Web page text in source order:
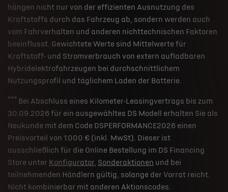
hängen nicht nur von der effizienten Ausnutzung des
Kraftstoffs durch das Fahrzeug ab, sondern werden auch
vom Fahrverhalten und anderen nichttechnischen Faktoren
beeinflusst. Gewichtete Werte sind Mittelwerte für
Kraftstoff- und Stromverbrauch von extern aufladbaren
Hybridelektrofahrzeugen bei durchschnittlichem
Nutzungsprofil und täglichem Laden der Batterie.
*** Bei Abschluss eines Kilometer-Leasingvertrags bis zum
30.09.2026 für ein ausgewähltes DS Modell erhalten Sie als
Neukunde mit dem Code DSPERFORMANCE2026 einen
Preisvorteil von 1.000 € (inkl. MwSt). Dieser ist
ausschließlich für die Online Bestellung im DS Financing
Store unter Konfigurator, Sonderaktionen und bei
teilnehmenden Händlern gültig, solange der Vorrat reicht.
Nicht kombinierbar mit anderen Aktionscodes.